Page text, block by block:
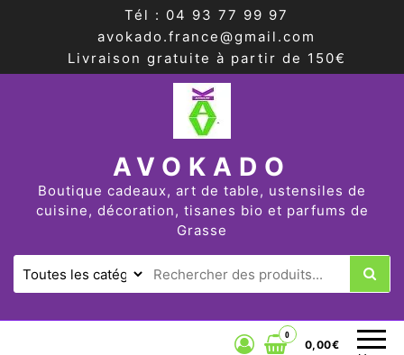
Tél : 04 93 77 99 97
avokado.france@gmail.com
Livraison gratuite à partir de 150€
AVOKADO
Boutique cadeaux, art de table, ustensiles de
cuisine, décoration, tisanes bio et parfums de
Grasse
0
0,00€